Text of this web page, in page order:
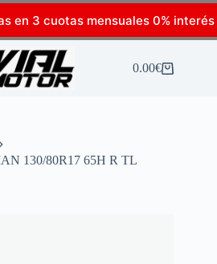
en 3 cuotas mensuales 0% interés
0.00€
130/80R17 65H R TL